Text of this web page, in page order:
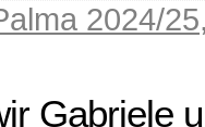
2024/25
Gabriele